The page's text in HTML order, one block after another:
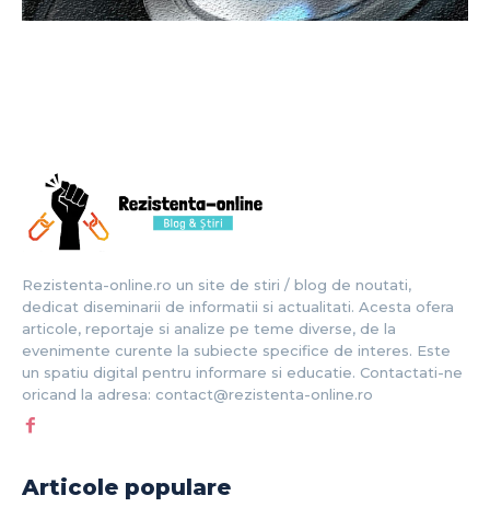
Rezistenta-online.ro un site de stiri / blog de noutati,
dedicat diseminarii de informatii si actualitati. Acesta ofera
articole, reportaje si analize pe teme diverse, de la
evenimente curente la subiecte specifice de interes. Este
un spatiu digital pentru informare si educatie. Contactati-ne
oricand la adresa: contact@rezistenta-online.ro
Articole populare